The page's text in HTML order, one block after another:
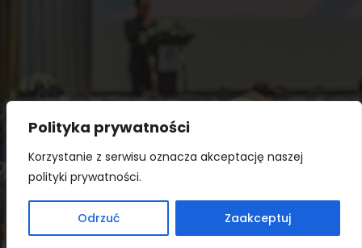
Polityka prywatności
Korzystanie z serwisu oznacza akceptację naszej
polityki prywatności.
Odrzuć Zaakceptuj
Copyright © 2026 Prawy kalendarz. Powered by